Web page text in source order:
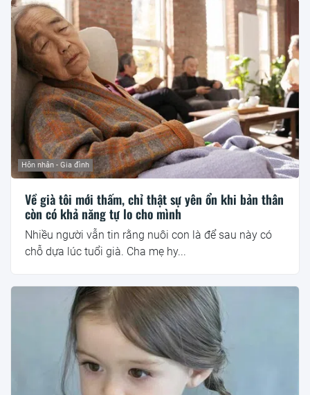
Hôn nhân - Gia đình
Về già tôi mới thấm, chỉ thật sự yên ổn khi bản thân
còn có khả năng tự lo cho mình
Nhiều người vẫn tin rằng nuôi con là để sau này có
chỗ dựa lúc tuổi già. Cha mẹ hy...